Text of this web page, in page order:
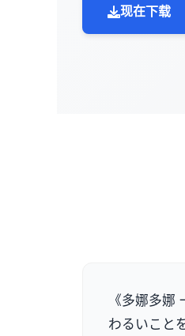
现在下载
《多娜多
わるいこと